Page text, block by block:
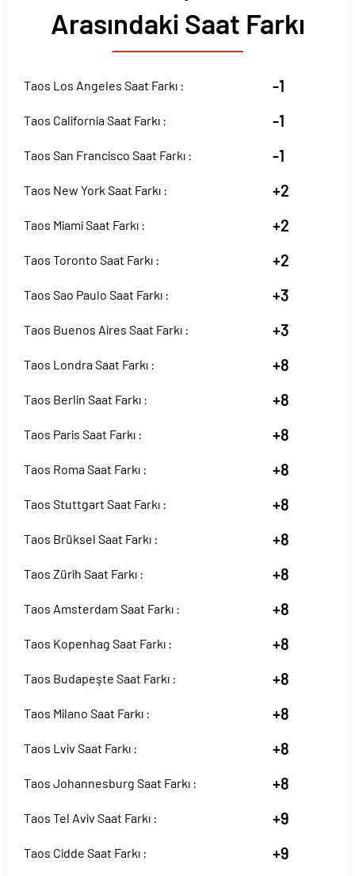
Arasındaki Saat Farkı
Taos Los Angeles Saat Farkı : -1
Taos California Saat Farkı : -1
Taos San Francisco Saat Farkı : -1
Taos New York Saat Farkı : +2
Taos Miami Saat Farkı : +2
Taos Toronto Saat Farkı : +2
Taos Sao Paulo Saat Farkı : +3
Taos Buenos Aires Saat Farkı : +3
Taos Londra Saat Farkı : +8
Taos Berlin Saat Farkı : +8
Taos Paris Saat Farkı : +8
Taos Roma Saat Farkı : +8
Taos Stuttgart Saat Farkı : +8
Taos Brüksel Saat Farkı : +8
Taos Zürih Saat Farkı : +8
Taos Amsterdam Saat Farkı : +8
Taos Kopenhag Saat Farkı : +8
Taos Budapeşte Saat Farkı : +8
Taos Milano Saat Farkı : +8
Taos Lviv Saat Farkı : +8
Taos Johannesburg Saat Farkı : +8
Taos Tel Aviv Saat Farkı : +9
Taos Cidde Saat Farkı : +9